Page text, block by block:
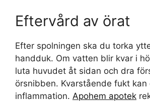
Eftervård av örat
Efter spolningen ska du torka
handduk. Om vatten blir kvar i
luta huvudet åt sidan och dra
örsnibben. Kvarstående fukt kan
inflammation. Apohem apotek